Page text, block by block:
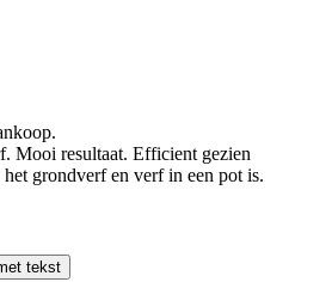
Mooi resultaat. Efficient gezien
grondverf en verf in een pot is.
tekst